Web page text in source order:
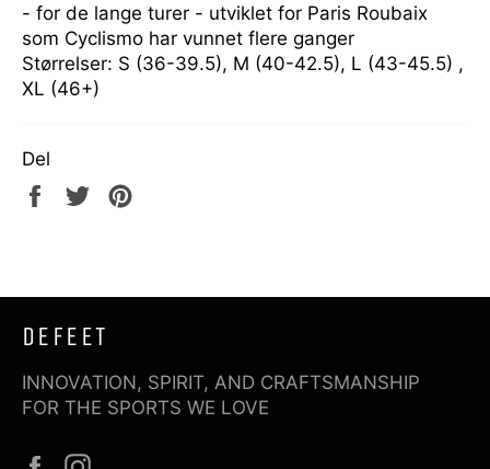
- for de lange turer - utviklet for Paris Roubaix
som Cyclismo har vunnet flere ganger
Størrelser: S (36-39.5), M (40-42.5), L (43-45.5) ,
XL (46+)
Del
Del
Tweet
DEFEET
INNOVATION, SPIRIT, AND CRAFTSMANSHIP
FOR THE SPORTS WE LOVE